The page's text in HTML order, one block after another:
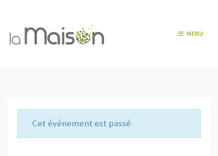
MENU
Cet événement est passé